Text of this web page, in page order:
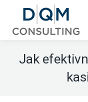
Jak